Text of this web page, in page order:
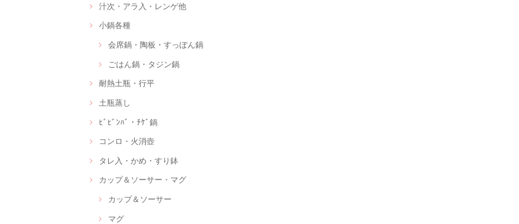
汁次・アラ入・レンゲ他
小鍋各種
会席鍋・陶板・すっぽん鍋
ごはん鍋・タジン鍋
耐熱土瓶・行平
土瓶蒸し
ﾋﾞﾋﾞﾝﾊﾞ・ﾁｹﾞ鍋
コンロ・火消壺
タレ入・かめ・すり鉢
カップ＆ソーサー・マグ
カップ＆ソーサー
マグ